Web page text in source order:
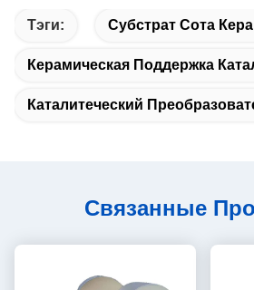
Тэги: Субстрат Сота
Керамическая Поддержка
Каталитеческий
Связанные